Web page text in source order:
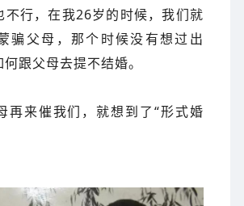
不行，在我26岁的时候，我们就
骗父母，那个时候没有想过出
跟父母去提不结婚。
再来催我们，就想到了“形式婚